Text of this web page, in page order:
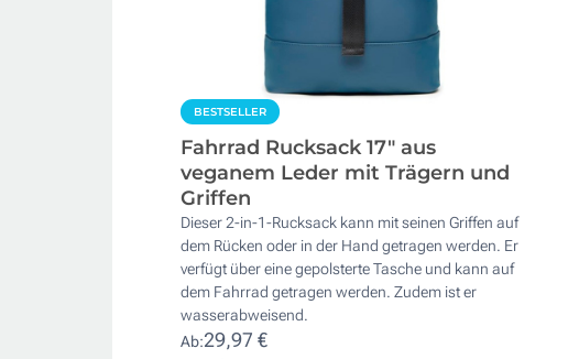
BESTSELLER
Fahrrad Rucksack 17" aus
veganem Leder mit Trägern und
Griffen
Dieser 2-in-1-Rucksack kann mit seinen Griffen auf
dem Rücken oder in der Hand getragen werden. Er
verfügt über eine gepolsterte Tasche und kann auf
dem Fahrrad getragen werden. Zudem ist er
wasserabweisend.
Ab:29,97 €